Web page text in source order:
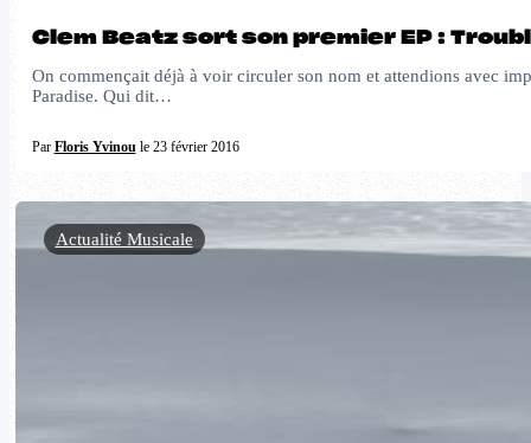
Clem Beatz sort son premier EP :
On commençait déjà à voir circuler son nom et attendions avec
Paradise. Qui dit…
Par Floris Yvinoule 23 février 2016
Actualité Musicale